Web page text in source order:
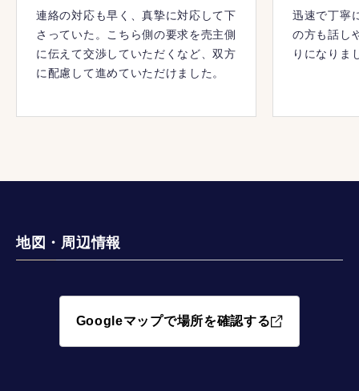
連絡の対応も早く、真摯に対応して下
さっていた。こちら側の要求を売主側
に伝えて交渉していただくなど、双方
に配慮して進めていただけました。
迅速で丁寧
の方も話し
りになりま
地図・周辺情報
Googleマップで場所を確認する